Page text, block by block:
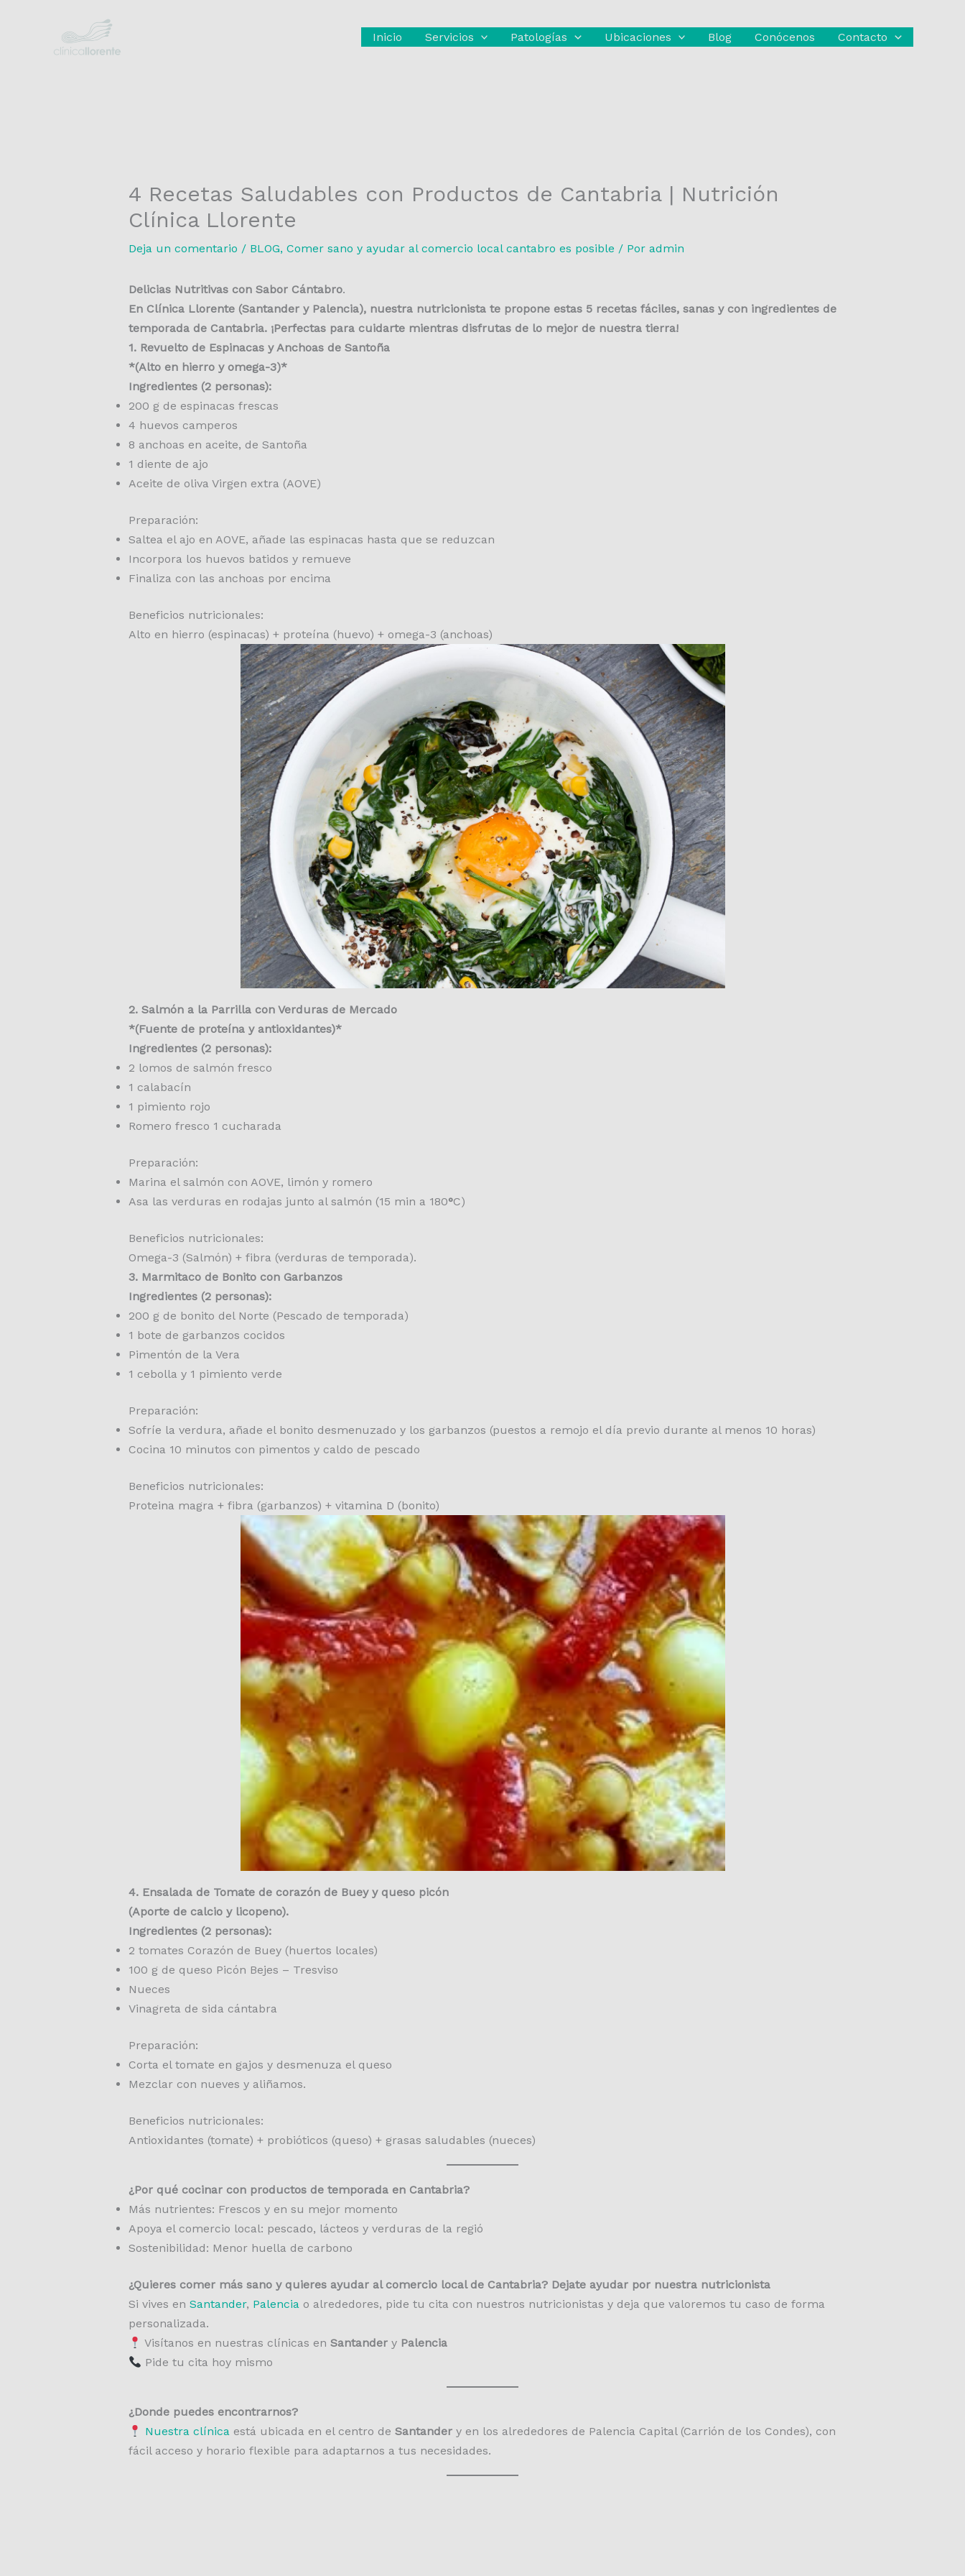
Inicio Servicios Patologías Ubicaciones Blog Conócenos Contacto
4 Recetas Saludables con Productos de Cantabria | Nutrición
Clínica Llorente
Deja un comentario / BLOG, Comer sano y ayudar al comercio local cantabro es posible / Por admin
Delicias Nutritivas con Sabor Cántabro.
En Clínica Llorente (Santander y Palencia), nuestra nutricionista te propone estas 5 recetas fáciles, sanas y con ingredientes de
temporada de Cantabria. ¡Perfectas para cuidarte mientras disfrutas de lo mejor de nuestra tierra!
1. Revuelto de Espinacas y Anchoas de Santoña
*(Alto en hierro y omega-3)*
Ingredientes (2 personas):
200 g de espinacas frescas
4 huevos camperos
8 anchoas en aceite, de Santoña
1 diente de ajo
Aceite de oliva Virgen extra (AOVE)
Preparación:
Saltea el ajo en AOVE, añade las espinacas hasta que se reduzcan
Incorpora los huevos batidos y remueve
Finaliza con las anchoas por encima
Beneficios nutricionales:
Alto en hierro (espinacas) + proteína (huevo) + omega-3 (anchoas)
2. Salmón a la Parrilla con Verduras de Mercado
*(Fuente de proteína y antioxidantes)*
Ingredientes (2 personas):
2 lomos de salmón fresco
1 calabacín
1 pimiento rojo
Romero fresco 1 cucharada
Preparación:
Marina el salmón con AOVE, limón y romero
Asa las verduras en rodajas junto al salmón (15 min a 180°C)
Beneficios nutricionales:
Omega-3 (Salmón) + fibra (verduras de temporada).
3. Marmitaco de Bonito con Garbanzos
Ingredientes (2 personas):
200 g de bonito del Norte (Pescado de temporada)
1 bote de garbanzos cocidos
Pimentón de la Vera
1 cebolla y 1 pimiento verde
Preparación:
Sofríe la verdura, añade el bonito desmenuzado y los garbanzos (puestos a remojo el día previo durante al menos 10 horas)
Cocina 10 minutos con pimentos y caldo de pescado
Beneficios nutricionales:
Proteina magra + fibra (garbanzos) + vitamina D (bonito)
4. Ensalada de Tomate de corazón de Buey y queso picón
(Aporte de calcio y licopeno).
Ingredientes (2 personas):
2 tomates Corazón de Buey (huertos locales)
100 g de queso Picón Bejes – Tresviso
Nueces
Vinagreta de sida cántabra
Preparación:
Corta el tomate en gajos y desmenuza el queso
Mezclar con nueves y aliñamos.
Beneficios nutricionales:
Antioxidantes (tomate) + probióticos (queso) + grasas saludables (nueces)
¿Por qué cocinar con productos de temporada en Cantabria?
Más nutrientes: Frescos y en su mejor momento
Apoya el comercio local: pescado, lácteos y verduras de la regió
Sostenibilidad: Menor huella de carbono
¿Quieres comer más sano y quieres ayudar al comercio local de Cantabria? Dejate ayudar por nuestra nutricionista
Si vives en Santander, Palenciao alrededores, pide tu cita con nuestros nutricionistas y deja que valoremos tu caso de forma
personalizada.
Visítanos en nuestras clínicas en Santandery Palencia
Pide tu cita hoy mismo
¿Donde puedes encontrarnos?
Nuestra clínicaestá ubicada en el centro de Santandery en los alrededores de Palencia Capital (Carrión de los Condes), con
fácil acceso y horario flexible para adaptarnos a tus necesidades.